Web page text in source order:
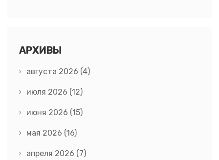
АРХИВЫ
августа 2026 (4)
июля 2026 (12)
июня 2026 (15)
мая 2026 (16)
апреля 2026 (7)